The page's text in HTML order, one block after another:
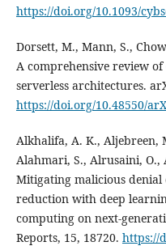
https://doi.org/10.1093/
Dorsett, M., Mann, S.,
A comprehensive review
serverless architectures.
https://doi.org/10.48550/
Alkhalifa, A. K., Aljebreen,
Alahmari, S., Alrusaini, O.,
Mitigating malicious
reduction with deep
computing on next-
Reports, 15, 18720. https://